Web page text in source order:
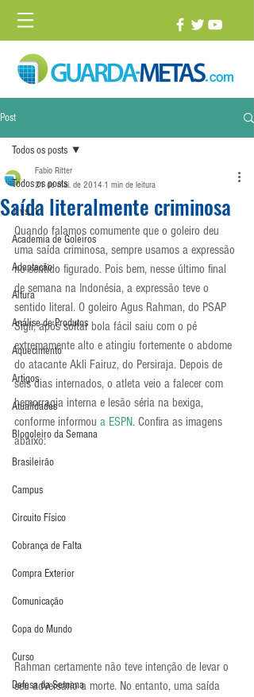
Post
Todos os posts
1 vs. 1
Academia de Goleiros
Adaptação
Altura
Análise de Produtos
Aquecimento
Artigos
Atualidades
Blogoleiro da Semana
Brasileirão
Campus
Circuito Físico
Cobrança de Falta
Compra Exterior
Comunicação
Copa do Mundo
Curso
Defesa da Semana
Todos os posts
Saída literalmente criminosa
Fabio Ritter
21 de mai. de 2014 1 min de leitura
Quando falamos comumente que o goleiro deu
uma saída criminosa, sempre usamos a expressão
no sentido figurado. Pois bem, nesse último final
de semana na Indonésia, a expressão teve o
sentido literal. O goleiro Agus Rahman, do PSAP
Sigli, após soltar bola fácil saiu com o pé
extremamente alto e atingiu fortemente o abdome
do atacante Akli Fairuz, do Persiraja. Depois de
seis dias internados, o atleta veio a falecer com
hemorragia interna e lesão séria na bexiga,
conforme informou a ESPN. Confira as imagens
abaixo:
Rahman certamente não teve intenção de levar o
seu adversário a morte. No entanto, uma saída